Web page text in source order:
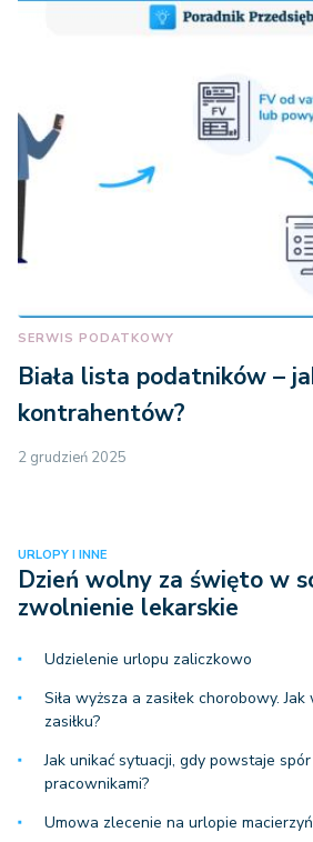
SERWIS PODATKOWY
Biała lista podatników –
kontrahentów?
2 grudzień 2025
URLOPY I INNE
Dzień wolny za święto w
zwolnienie lekarskie
Udzielenie urlopu zaliczkowo
Siła wyższa a zasiłek chorobowy.
zasiłku?
Jak unikać sytuacji, gdy powstaje
pracownikami?
Umowa zlecenie na urlopie